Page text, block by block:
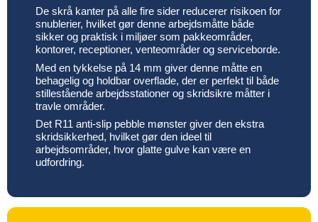
De skrå kanter på alle fire sider reducerer risikoen for
snublerier, hvilket gør denne arbejdsmåtte både
sikker og praktisk i miljøer som pakkeområder,
kontorer, receptioner, venteområder og serviceborde.
Med en tykkelse på 14 mm giver denne måtte en
behagelig og holdbar overflade, der er perfekt til både
stillestående arbejdsstationer og skridsikre måtter i
travle områder.
Det R11 anti-slip pebble mønster giver den ekstra
skridsikkerhed, hvilket gør den ideel til
arbejdsområder, hvor glatte gulve kan være en
udfordring.